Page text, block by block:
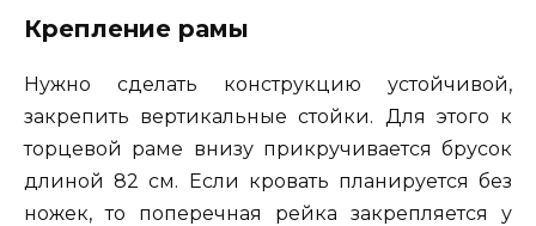
Крепление рамы
Нужно сделать конструкцию устойчивой,
закрепить вертикальные стойки. Для этого к
торцевой раме внизу прикручивается брусок
длиной 82 см. Если кровать планируется без
ножек, то поперечная рейка закрепляется у